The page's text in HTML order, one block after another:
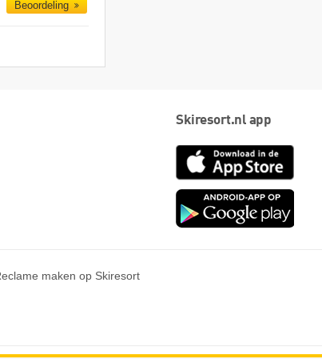
Beoordeling
Skiresort.nl app
App
maken op Skiresort